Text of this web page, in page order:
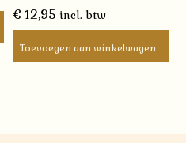
€ 12,95 incl. btw
Toevoegen aan winkelwagen